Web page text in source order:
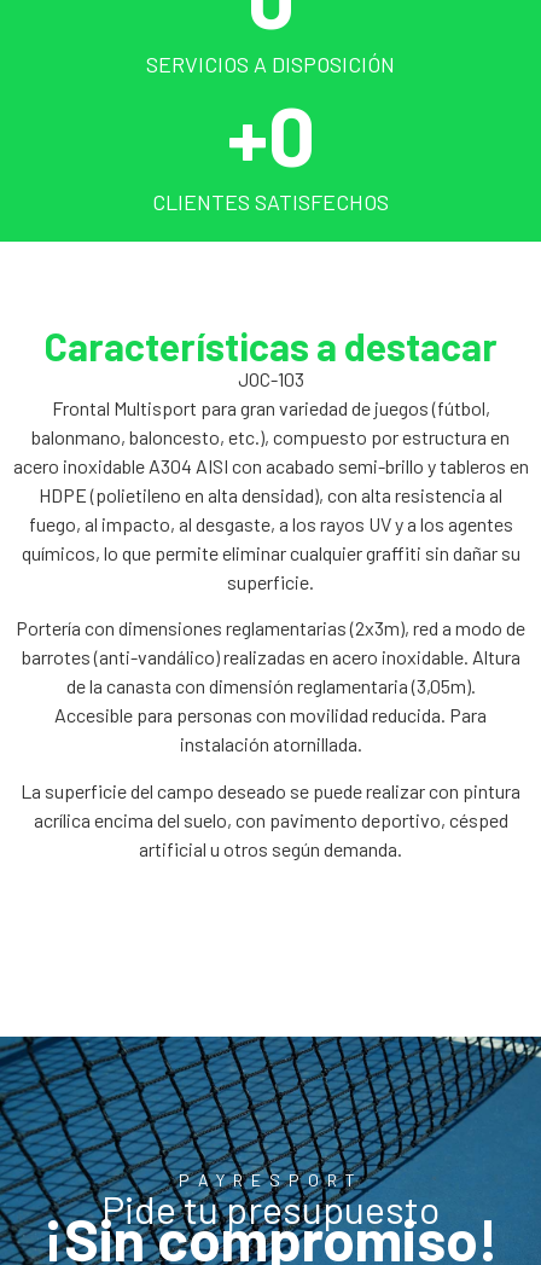
SERVICIOS A DISPOSICIÓN
CLIENTES SATISFECHOS
+0
Características a destacar
JOC-103
Frontal Multisport para gran variedad de juegos (fútbol,
balonmano, baloncesto, etc.), compuesto por estructura en
acero inoxidable A304 AISI con acabado semi-brillo y tableros en
HDPE (polietileno en alta densidad), con alta resistencia al
fuego, al impacto, al desgaste, a los rayos UV y a los agentes
químicos, lo que permite eliminar cualquier graffiti sin dañar su
superficie.
Portería con dimensiones reglamentarias (2x3m), red a modo de
barrotes (anti-vandálico) realizadas en acero inoxidable. Altura
de la canasta con dimensión reglamentaria (3,05m).
Accesible para personas con movilidad reducida. Para
instalación atornillada.
La superficie del campo deseado se puede realizar con pintura
acrílica encima del suelo, con pavimento deportivo, césped
artificial u otros según demanda.
PAYRESPORT
Pide tu presupuesto
¡Sin compromiso!